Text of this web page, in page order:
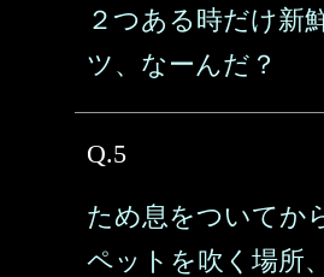
２つある時だけ新
ツ、なーんだ？
Q.5
ため息をついてか
ペットを吹く場所